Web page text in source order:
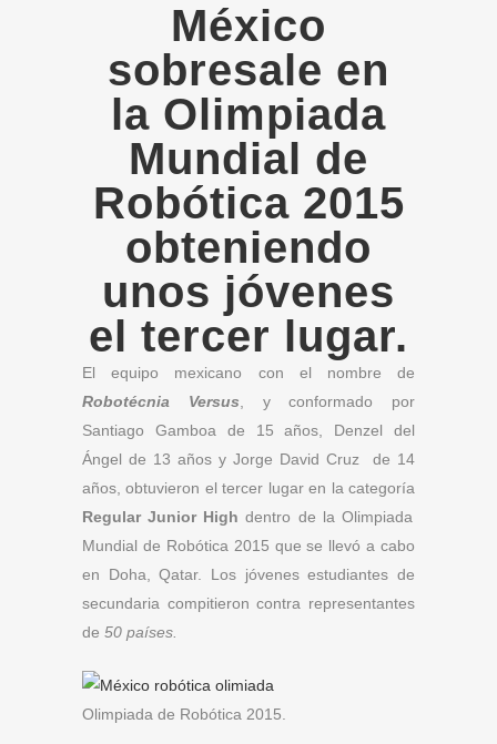
México
sobresale en
la Olimpiada
Mundial de
Robótica 2015
obteniendo
unos jóvenes
el tercer lugar.
El equipo mexicano con el nombre de
Robotécnia Versus , y conformado por
Santiago Gamboa de 15 años, Denzel del
Ángel de 13 años y Jorge David Cruz de 14
años, obtuvieron el tercer lugar en la categoría
Regular Junior High dentro de la Olimpiada
Mundial de Robótica 2015 que se llevó a cabo
en Doha, Qatar. Los jóvenes estudiantes de
secundaria compitieron contra representantes
de 50 países.
Olimpiada de Robótica 2015.